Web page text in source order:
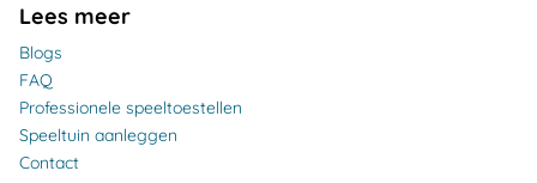
Lees meer
Blogs
FAQ
Professionele speeltoestellen
Speeltuin aanleggen
Contact